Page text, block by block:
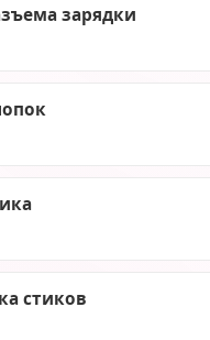
зарядки
стиков